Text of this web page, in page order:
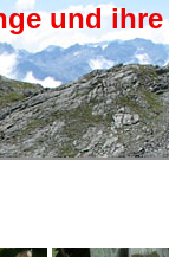
und